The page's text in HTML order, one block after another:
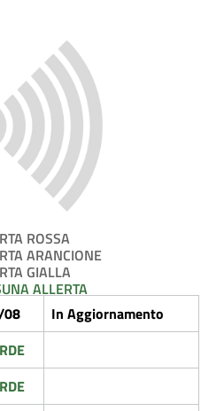
ROSSA
ARANCIONE
GIALLA
ALLERTA
In Aggiornamento